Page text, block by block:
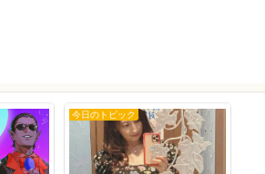
今日のトピック